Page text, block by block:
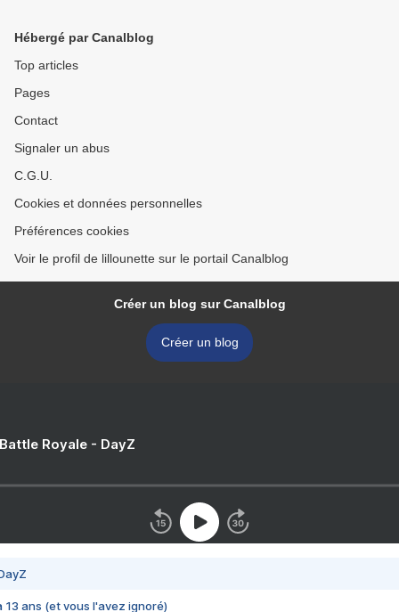
Hébergé par Canalblog
Top articles
Pages
Contact
Signaler un abus
C.G.U.
Cookies et données personnelles
Préférences cookies
Voir le profil de lillounette sur le portail Canalblog
Créer un blog sur Canalblog
Créer un blog
Royale - DayZ
13 ans (et vous l'avez ignoré)